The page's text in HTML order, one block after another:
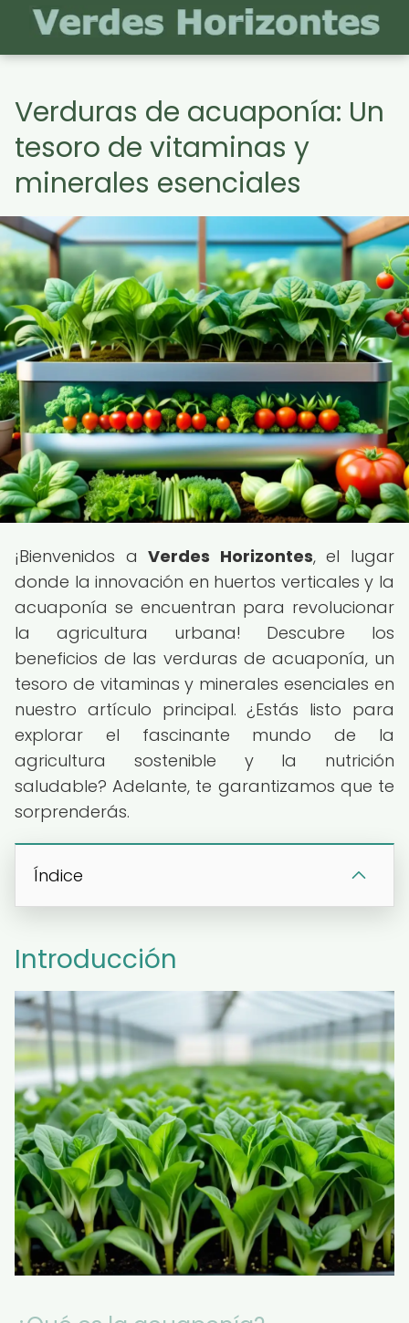
Verduras de acuaponía: Un
tesoro de vitaminas y
minerales esenciales
¡Bienvenidos aVerdes Horizontes, el lugar
donde la innovación en huertos verticales y la
acuaponía se encuentran para revolucionar
la agricultura urbana! Descubre los
beneficios de las verduras de acuaponía, un
tesoro de vitaminas y minerales esenciales en
nuestro artículo principal. ¿Estás listo para
explorar el fascinante mundo de la
agricultura sostenible y la nutrición
saludable? Adelante, te garantizamos que te
sorprenderás.
Índice
Introducción